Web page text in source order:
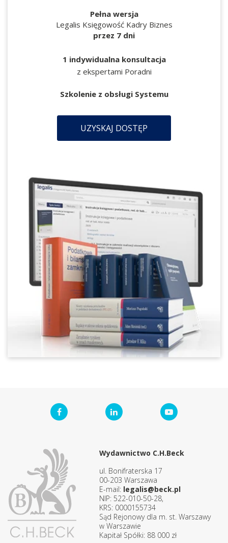
Pełna wersja
Legalis Księgowość Kadry Biznes
przez 7 dni
1 indywidualna konsultacja
z ekspertami Poradni
Szkolenie z obsługi Systemu
UZYSKAJ DOSTĘP
Wydawnictwo C.H.Beck
ul. Bonifraterska 17
00-203 Warszawa
E-mail: legalis@beck.pl
NIP: 522-010-50-28,
KRS: 0000155734
Sąd Rejonowy dla m. st. Warszawy
w Warszawie
Kapitał Spółki: 88 000 zł